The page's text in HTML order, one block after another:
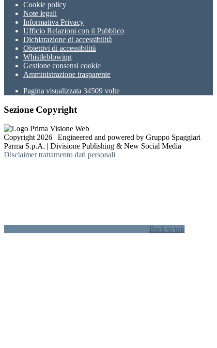
Cookie policy
Note legali
Informativa Privacy
Ufficio Relazioni con il Pubblico
Dichiarazione di accessibilità
Obiettivi di accessibilità
Whistleblowing
Gestione consensi cookie
Amministrazione trasparente
Pagina visualizzata 34509 volte
Sezione Copyright
Copyright 2026 | Engineered and powered by Gruppo Spaggiari
Parma S.p.A. | Divisione Publishing & New Social Media
Disclaimer trattamento dati personali
Back to top